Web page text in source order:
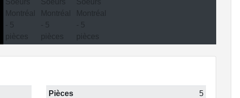
Pièces
5